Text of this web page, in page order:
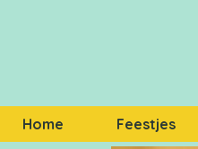
Home Feestjes